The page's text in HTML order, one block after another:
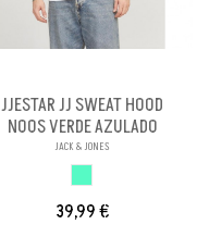
JJESTAR JJ SWEAT HOOD
NOOS VERDE AZULADO
JACK & JONES
39,99 €